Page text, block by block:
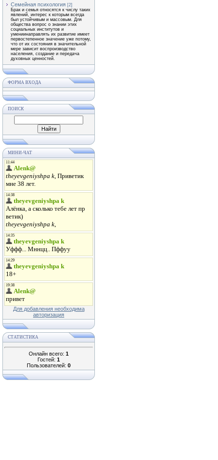
Семейная психология [2]
Брак и семья относятся к числу таких
явлений, интерес к которым всегда
был устойчивым и массовым. Для
общества вопрос о знании этих
социальных институтов и
умениинаправлять их развитие имеет
первостепенное значение уже потому,
что от их состояния в значительной
мере зависит воспроизводство
населения, создание и передача
духовных ценностей.
ФОРМА ВХОДА
ПОИСК
МИНИ-ЧАТ
Для добавления необходима
авторизация
СТАТИСТИКА
Онлайн всего: 1
Гостей: 1
Пользователей: 0